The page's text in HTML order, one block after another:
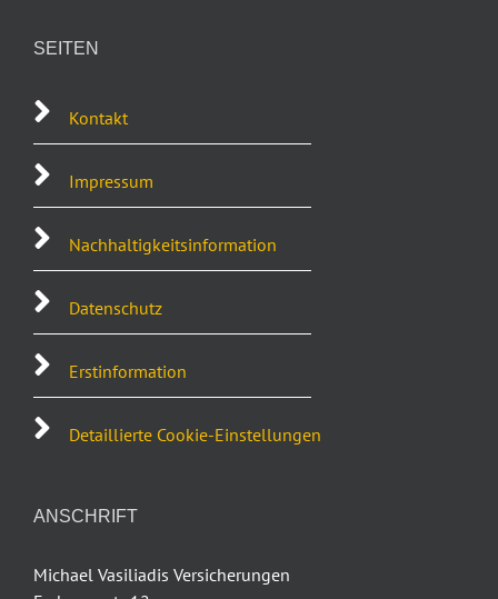
SEITEN
Kontakt
Impressum
Nachhaltigkeitsinformation
Datenschutz
Erstinformation
Detaillierte Cookie-Einstellungen
ANSCHRIFT
Michael Vasiliadis Versicherungen